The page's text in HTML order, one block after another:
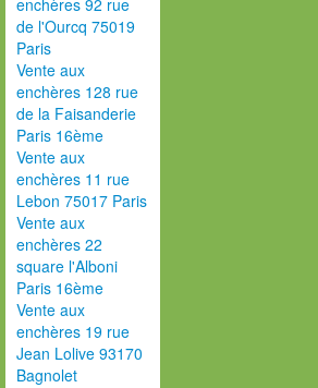
enchères 92 rue
de l'Ourcq 75019
Paris
Vente aux
enchères 128 rue
de la Faisanderie
Paris 16ème
Vente aux
enchères 11 rue
Lebon 75017 Paris
Vente aux
enchères 22
square l'Alboni
Paris 16ème
Vente aux
enchères 19 rue
Jean Lolive 93170
Bagnolet